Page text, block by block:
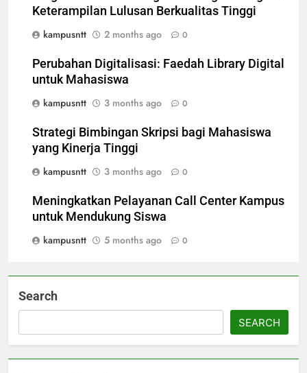
Keterampilan Lulusan Berkualitas Tinggi
kampusntt
2 months ago 0
Perubahan Digitalisasi: Faedah Library Digital
untuk Mahasiswa
kampusntt
3 months ago 0
Strategi Bimbingan Skripsi bagi Mahasiswa
yang Kinerja Tinggi
kampusntt
3 months ago 0
Meningkatkan Pelayanan Call Center Kampus
untuk Mendukung Siswa
kampusntt
5 months ago 0
Search
SEARCH